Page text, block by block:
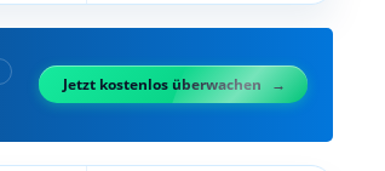
Jetzt kostenlos überwachen